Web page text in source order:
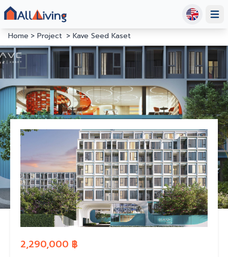
Home
Project Kave Seed Kaset
2,290,000 ฿